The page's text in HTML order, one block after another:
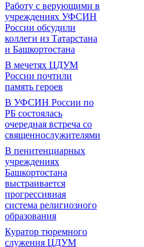
Работу с верующими в
учреждениях УФСИН
России обсудили
коллеги из Татарстана
и Башкортостана
В мечетях ЦДУМ
России почтили
память героев
В УФСИН России по
РБ состоялась
очередная встреча со
священнослужителями
В пенитенциарных
учреждениях
Башкортостана
выстраивается
прогрессивная
система религиозного
образования
Куратор тюремного
служения ЦДУМ